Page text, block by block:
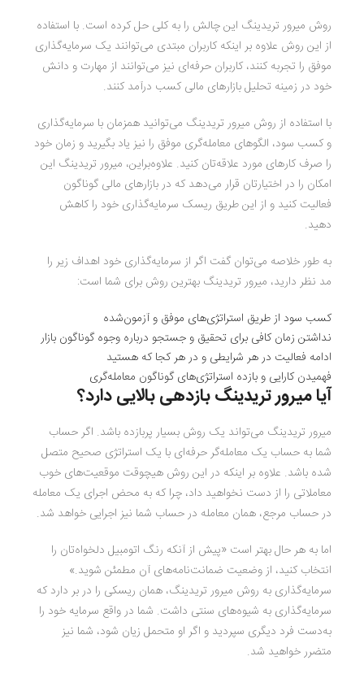
روش میرور تریدینگ این چالش را به کلی حل کرده است. با استفاده
از این روش علاوه بر اینکه کاربران مبتدی می‌توانند یک سرمایه‌گذاری
موفق را تجربه کنند، کاربران حرفه‌ای نیز می‌توانند از مهارت‌ و دانش
خود در زمینه تحلیل بازارهای مالی کسب درآمد کنند.
با استفاده از روش میرور تریدینگ می‌توانید همزمان با سرمایه‌گذاری
و کسب سود، الگوهای معامله‌گری موفق را نیز یاد بگیرید و زمان خود
را صرف کارهای مورد علاقه‌تان کنید. علاوه‌براین، میرور تریدینگ این
امکان را در اختیارتان قرار می‌دهد که در بازارهای مالی گوناگون
فعالیت کنید و از این طریق ریسک سرمایه‌گذاری خود را کاهش
دهید.
به طور خلاصه می‌توان گفت اگر از سرمایه‌گذاری خود اهداف زیر را
مد نظر دارید، میرور تریدینگ بهترین روش برای شما است:
کسب سود از طریق استراتژی‌های موفق و آزمون‌شده
نداشتن زمان کافی برای تحقیق و جستجو درباره وجوه گوناگون بازار
ادامه فعالیت در هر شرایطی و در هر کجا که هستید
فهمیدن کارایی و بازده استراتژی‌های گوناگون معامله‌گری
آیا میرور تریدینگ بازدهی بالایی دارد؟
میرور تریدینگ می‌تواند یک روش بسیار پربازده باشد. اگر حساب
شما به حساب یک معامله‌گر حرفه‌ای با یک استراتژی صحیح متصل
شده باشد. علاوه بر اینکه در این روش هیچوقت موقعیت‌های خوب
معاملاتی را از دست نخواهید داد، چرا که به محض اجرای یک معامله
در حساب مرجع، همان معامله در حساب شما نیز اجرایی خواهد شد.
اما به هر حال بهتر است «پیش از آنکه رنگ اتومبیل دلخواه‌تان را
انتخاب کنید، از وضعیت ضمانت‌نامه‌های آن مطمئن شوید.»
سرمایه‌گذاری به روش میرور تریدینگ، همان ریسکی را در بر دارد که
سرمایه‌گذاری به شیوه‌های سنتی داشت. شما در واقع سرمایه خود را
به‌دست فرد دیگری سپردید و اگر او متحمل زیان شود، شما نیز
متضرر خواهید شد.